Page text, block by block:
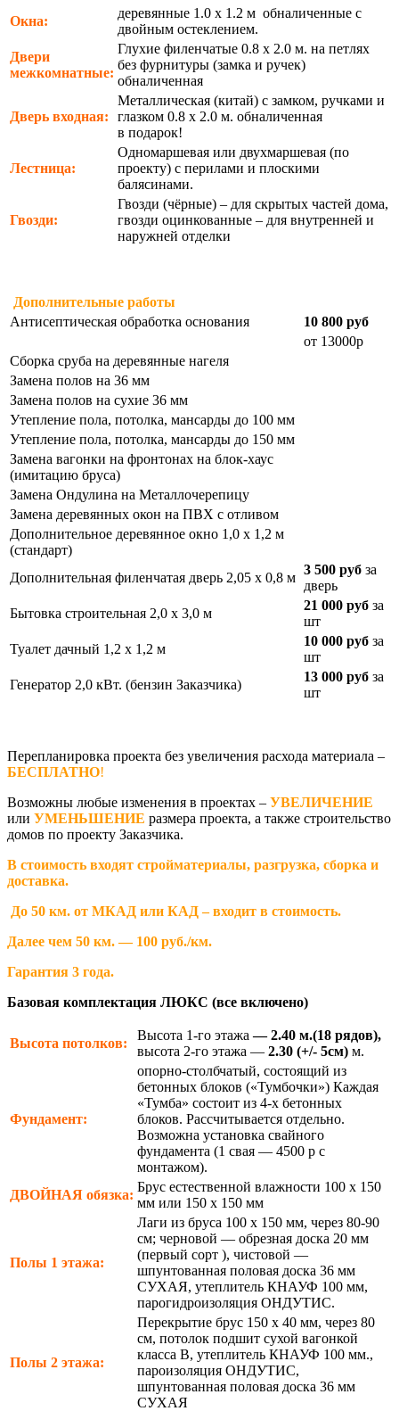
Окна:
деревянные 1.0 х 1.2 м обналиченные с
двойным остеклением.
Двери
межкомнатные:
Глухие филенчатые 0.8 х 2.0 м. на петлях
без фурнитуры (замка и ручек)
обналиченная
Дверь входная:
Металлическая (китай) с замком, ручками и
глазком 0.8 х 2.0 м. обналиченная
в подарок!
Лестница:
Одномаршевая или двухмаршевая (по
проекту) с перилами и плоскими
балясинами.
Гвозди:
Гвозди (чёрные) – для скрытых частей дома,
гвозди оцинкованные – для внутренней и
наружней отделки
Дополнительные работы
Антисептическая обработка основания
10 800 руб
от 13000р
Сборка сруба на деревянные нагеля
Замена полов на 36 мм
Замена полов на сухие 36 мм
Утепление пола, потолка, мансарды до 100 мм
Утепление пола, потолка, мансарды до 150 мм
Замена вагонки на фронтонах на блок-хаус
(имитацию бруса)
Замена Ондулина на Металлочерепицу
Замена деревянных окон на ПВХ с отливом
Дополнительное деревянное окно 1,0 х 1,2 м
(стандарт)
Дополнительная филенчатая дверь 2,05 х 0,8 м
3 500 руб за
дверь
Бытовка строительная 2,0 х 3,0 м
21 000 руб за
шт
Туалет дачный 1,2 х 1,2 м
10 000 руб за
шт
Генератор 2,0 кВт. (бензин Заказчика)
13 000 руб за
шт
Перепланировка проекта без увеличения расхода материала –
БЕСПЛАТНО!
Возможны любые изменения в проектах – УВЕЛИЧЕНИЕ
или УМЕНЬШЕНИЕ размера проекта, а также строительство
домов по проекту Заказчика.
В стоимость входят стройматериалы, разгрузка, сборка и
доставка.
До 50 км. от МКАД или КАД – входит в стоимость.
Далее чем 50 км. — 100 руб./км.
Гарантия 3 года.
Базовая комплектация ЛЮКС (все включено)
Высота потолков:
Высота 1-го этажа— 2.40 м.(18 рядов),
высота 2-го этажа — 2.30 (+/- 5см) м.
Фундамент:
опорно-столбчатый, состоящий из
бетонных блоков («Тумбочки») Каждая
«Тумба» состоит из 4-х бетонных
блоков. Рассчитывается отдельно.
Возможна установка свайного
фундамента (1 свая — 4500 р с
монтажом).
ДВОЙНАЯ обязка:
Брус естественной влажности 100 х 150
мм или 150 х 150 мм
Полы 1 этажа:
Лаги из бруса 100 х 150 мм, через 80-90
см; черновой — обрезная доска 20 мм
(первый сорт ), чистовой —
шпунтованная половая доска 36 мм
СУХАЯ, утеплитель КНАУФ 100 мм,
парогидроизоляция ОНДУТИС.
Полы 2 этажа:
Перекрытие брус 150 х 40 мм, через 80
см, потолок подшит сухой вагонкой
класса В, утеплитель КНАУФ 100 мм.,
пароизоляция ОНДУТИС,
шпунтованная половая доска 36 мм
СУХАЯ